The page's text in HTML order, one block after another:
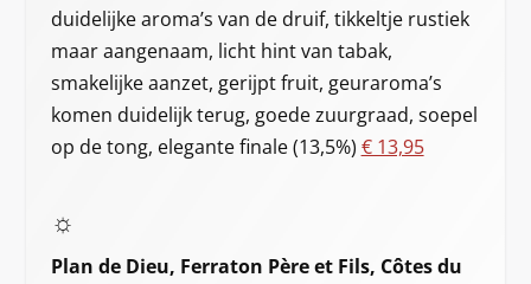
duidelijke aroma’s van de druif, tikkeltje rustiek
maar aangenaam, licht hint van tabak,
smakelijke aanzet, gerijpt fruit, geuraroma’s
komen duidelijk terug, goede zuurgraad, soepel
op de tong, elegante finale (13,5%) € 13,95
☼
Plan de Dieu, Ferraton Père et Fils, Côtes du